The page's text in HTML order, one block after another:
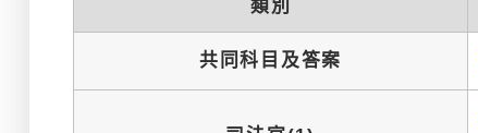
類別
共同科目及答案